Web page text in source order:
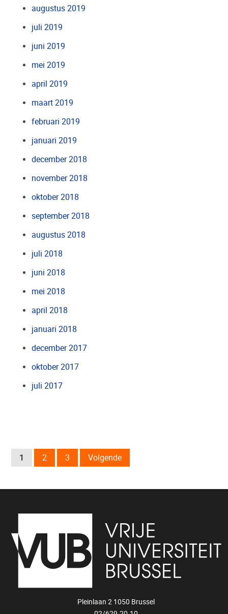
augustus 2019
juli 2019
juni 2019
mei 2019
april 2019
maart 2019
februari 2019
januari 2019
december 2018
november 2018
oktober 2018
september 2018
augustus 2018
juli 2018
juni 2018
mei 2018
april 2018
januari 2018
december 2017
oktober 2017
juli 2017
1 2 3 Volgende
Pleinlaan 2 1050 Brussel